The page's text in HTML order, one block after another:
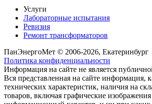
Услуги
Лабораторные испытания
Ревизия
Ремонт трансформаторов
ПанЭнергоМет © 2006-2026, Екатеринбург
Политика конфиденциальности
Информация на сайте не является
Вся представленная на сайте информация,
технических характеристик, наличия на
товаров, включая графические